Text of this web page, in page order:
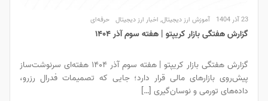
23 آذر 1404 آموزش ارز دیجیتال, اخبار ارز دیجیتال حرفه‌ای
گزارش هفتگی بازار کریپتو | هفته سوم آذر ۱۴۰۴
گزارش هفتگی بازار کریپتو | هفته سوم آذر ۱۴۰۴ هفته‌ای سرنوشت‌ساز
پیش‌روی بازارهای مالی قرار دارد؛ جایی که تصمیمات فدرال رزرو،
داده‌های تورمی و نوسان‌گیری […]